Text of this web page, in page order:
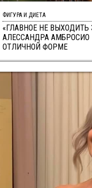
«ГЛАВНОЕ НЕ
АЛЕССАНДРА АМБРОСИО
ОТЛИЧНОЙ ФОРМЕ
ФИГУРА И ДИЕТА